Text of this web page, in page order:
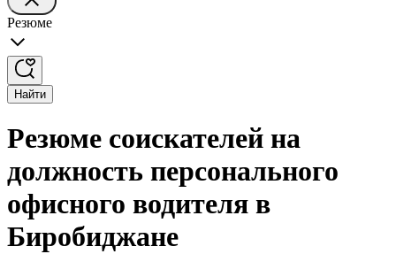
Резюме
Найти
Резюме соискателей на
должность персонального
офисного водителя в
Биробиджане